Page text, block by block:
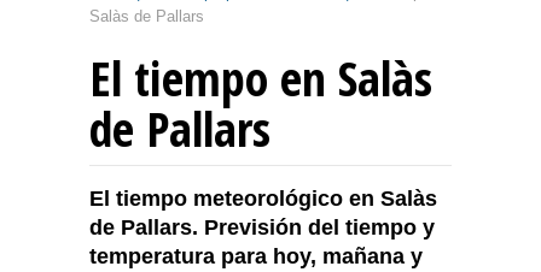
Salàs de Pallars
El tiempo en Salàs
de Pallars
El tiempo meteorológico en Salàs
de Pallars. Previsión del tiempo y
temperatura para hoy, mañana y